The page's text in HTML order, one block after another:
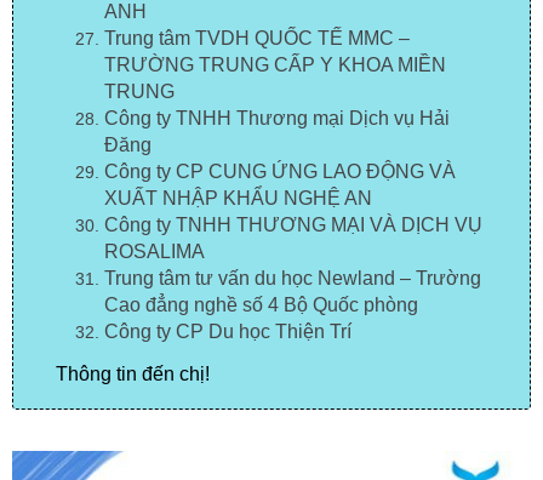
ANH
Trung tâm TVDH QUỐC TẾ MMC –
TRƯỜNG TRUNG CẤP Y KHOA MIỀN
TRUNG
Công ty TNHH Thương mại Dịch vụ Hải
Đăng
Công ty CP CUNG ỨNG LAO ĐỘNG VÀ
XUẤT NHẬP KHẨU NGHỆ AN
Công ty TNHH THƯƠNG MẠI VÀ DỊCH VỤ
ROSALIMA
Trung tâm tư vấn du học Newland – Trường
Cao đẳng nghề số 4 Bộ Quốc phòng
Công ty CP Du học Thiện Trí
Thông tin đến chị!